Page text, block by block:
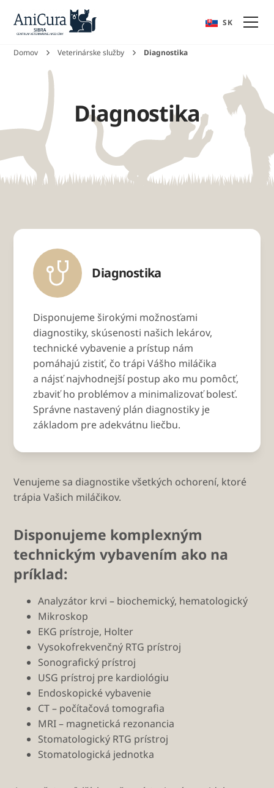
SK
Domov Veterinárske služby Diagnostika
Diagnostika
Diagnostika
Disponujeme širokými možnosťami
diagnostiky, skúsenosti našich lekárov,
technické vybavenie a prístup nám
pomáhajú zistiť, čo trápi Vášho miláčika
a nájsť najvhodnejší postup ako mu pomôcť,
zbaviť ho problémov a minimalizovať bolesť.
Správne nastavený plán diagnostiky je
základom pre adekvátnu liečbu.
Venujeme sa diagnostike všetkých ochorení, ktoré
trápia Vašich miláčikov.
Disponujeme komplexným
technickým vybavením ako na
príklad:
Analyzátor krvi – biochemický, hematologický
Mikroskop
EKG prístroje, Holter
Vysokofrekvenčný RTG prístroj
Sonografický prístroj
USG prístroj pre kardiológiu
Endoskopické vybavenie
CT – počítačová tomografia
MRI – magnetická rezonancia
Stomatologický RTG prístroj
Stomatologická jednotka